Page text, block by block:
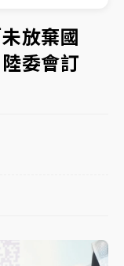
今晚、明天影
車輛最高罰
價格維持不變
放棄國
委會訂